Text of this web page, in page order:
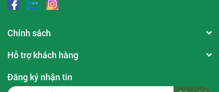
Chính sách
Hỗ trợ khách hàng
Đăng ký nhận tin